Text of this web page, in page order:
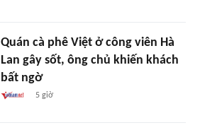
Quán cà phê Việt ở công viên Hà
Lan gây sốt, ông chủ khiến khách
bất ngờ
5 giờ